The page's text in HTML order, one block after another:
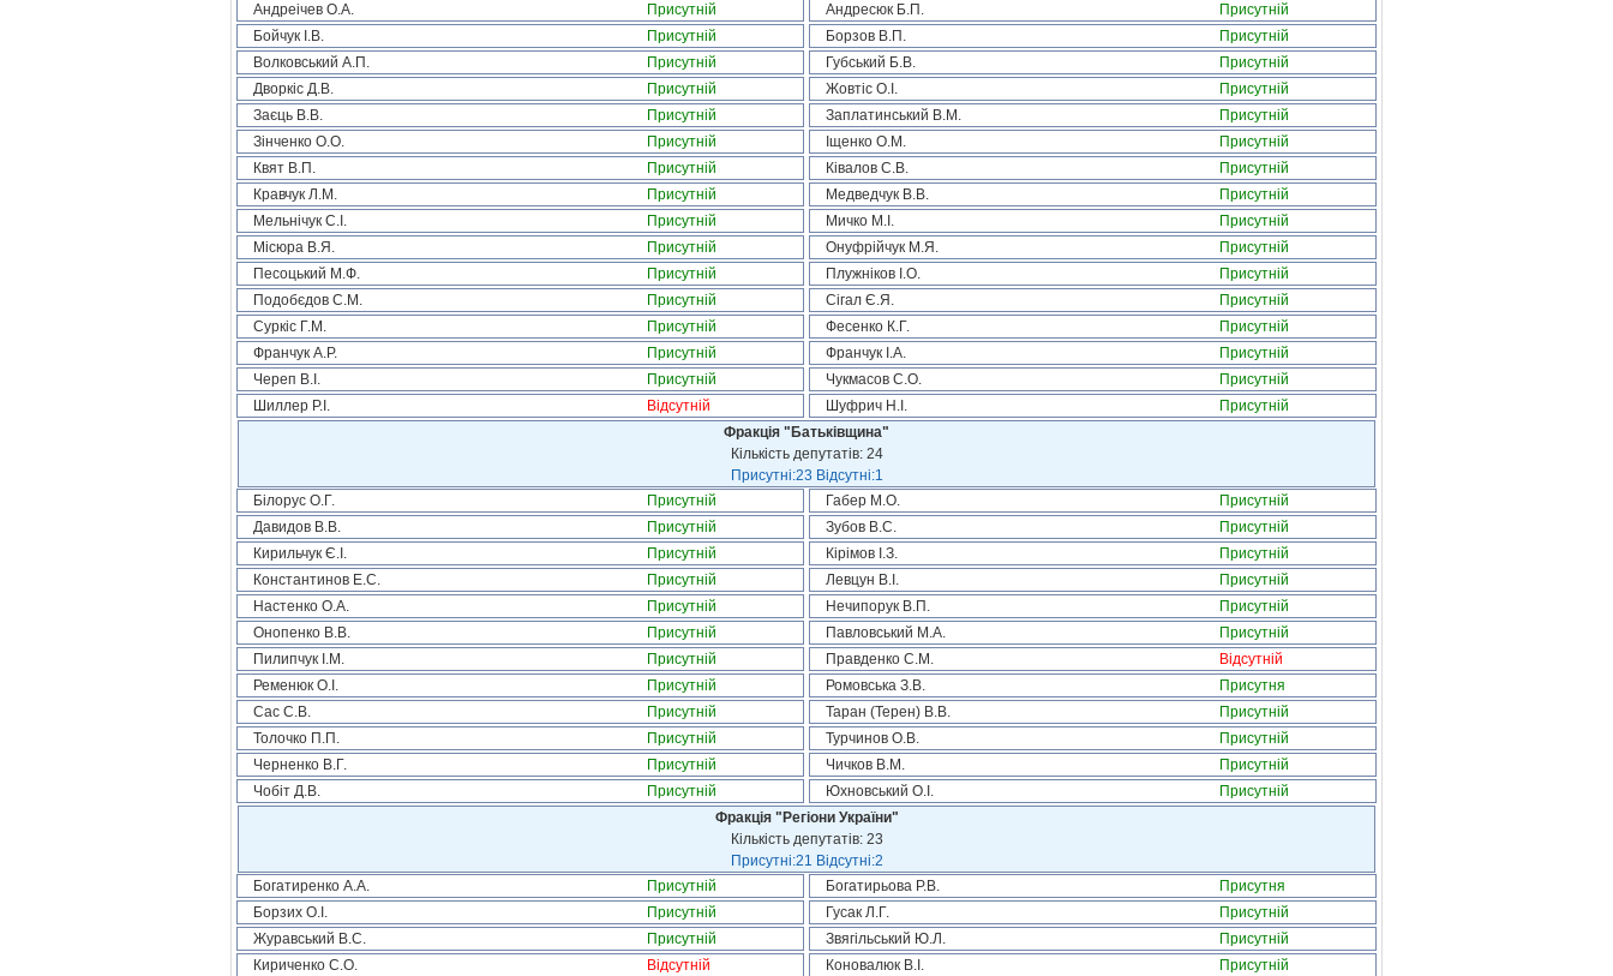
Андреічев О.А.
Присутній Андресюк Б.П.
Присутній
Бойчук І.В.
Присутній Борзов В.П.
Присутній
Волковський А.П.
Присутній Губський Б.В.
Присутній
Дворкіс Д.В.
Присутній Жовтіс О.І.
Присутній
Заєць В.В.
Присутній Заплатинський В.М.
Присутній
Зінченко О.О.
Присутній Іщенко О.М.
Присутній
Квят В.П.
Присутній Ківалов С.В.
Присутній
Кравчук Л.М.
Присутній Медведчук В.В.
Присутній
Мельнічук С.І.
Присутній Мичко М.І.
Присутній
Місюра В.Я.
Присутній Онуфрійчук М.Я.
Присутній
Песоцький М.Ф.
Присутній Плужніков І.О.
Присутній
Подобєдов С.М.
Присутній Сігал Є.Я.
Присутній
Суркіс Г.М.
Присутній Фесенко К.Г.
Присутній
Франчук А.Р.
Присутній Франчук І.А.
Присутній
Череп В.І.
Присутній Чукмасов С.О.
Присутній
Шиллер Р.І.
Відсутній Шуфрич Н.І.
Присутній
Фракція "Батьківщина"
Кількість депутатів: 24
Присутні:23 Відсутні:1
Білорус О.Г.
Присутній Габер М.О.
Присутній
Давидов В.В.
Присутній Зубов В.С.
Присутній
Кирильчук Є.І.
Присутній Кірімов І.З.
Присутній
Константинов Е.С.
Присутній Левцун В.І.
Присутній
Настенко О.А.
Присутній Нечипорук В.П.
Присутній
Онопенко В.В.
Присутній Павловський М.А.
Присутній
Пилипчук І.М.
Присутній Правденко С.М.
Відсутній
Ременюк О.І.
Присутній Ромовська З.В.
Присутня
Сас С.В.
Присутній Таран (Терен) В.В.
Присутній
Толочко П.П.
Присутній Турчинов О.В.
Присутній
Черненко В.Г.
Присутній Чичков В.М.
Присутній
Чобіт Д.В.
Присутній Юхновський О.І.
Присутній
Фракція "Регіони України"
Кількість депутатів: 23
Присутні:21 Відсутні:2
Богатиренко А.А.
Присутній Богатирьова Р.В.
Присутня
Борзих О.І.
Присутній Гусак Л.Г.
Присутній
Журавський В.С.
Присутній Звягільський Ю.Л.
Присутній
Кириченко С.О.
Відсутній Коновалюк В.І. Присутній